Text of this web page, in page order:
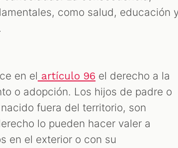
como salud, educación
en el artículo 96 el derecho a la
o adopción. Los hijos de padre o
fuera del territorio, son
lo pueden hacer valer a
en el exterior o con su